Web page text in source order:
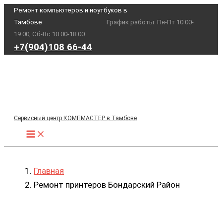
Перейти
содержимому
Ремонт компьютеров и ноутбуков в
Тамбове
График работы: Пн-Пт 10:00-
19:00, Сб-Вс 10:00-18:00
+7(904)108 66-44
Главная
Ремонт